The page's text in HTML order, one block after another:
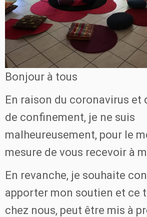
Bonjour à tous
En raison du coronavirus et
de confinement, je ne suis
malheureusement, pour le
mesure de vous recevoir à
En revanche, je souhaite
apporter mon soutien et ce
chez nous, peut être mis à